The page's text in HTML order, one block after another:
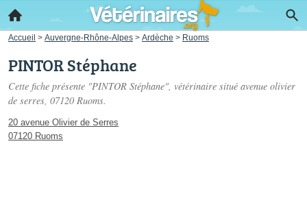
Accueil > Auvergne-Rhône-Alpes > Ardèche > Ruoms
PINTOR Stéphane
Cette fiche présente "PINTOR Stéphane", vétérinaire situé avenue olivier
de serres, 07120 Ruoms.
20 avenue Olivier de Serres
07120 Ruoms